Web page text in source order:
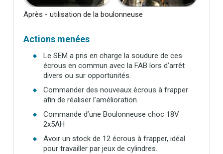
Après - utilisation de la boulonneuse
Actions menées
Le SEM a pris en charge la soudure de ces
écrous en commun avec la FAB lors d’arrêt
divers ou sur opportunités.
Commander des nouveaux écrous à frapper
afin de réaliser l’amélioration.
Commande d’une Boulonneuse choc 18V
2x5AH
Avoir un stock de 12 écrous à frapper, idéal
pour travailler par jeux de cylindres.